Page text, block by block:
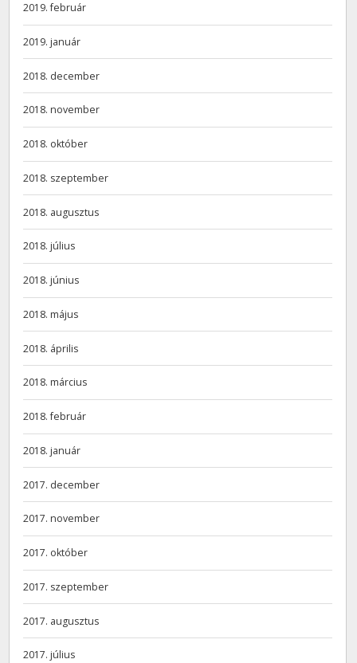
2019. február
2019. január
2018. december
2018. november
2018. október
2018. szeptember
2018. augusztus
2018. július
2018. június
2018. május
2018. április
2018. március
2018. február
2018. január
2017. december
2017. november
2017. október
2017. szeptember
2017. augusztus
2017. július